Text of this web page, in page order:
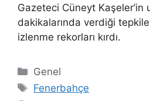
Gazeteci Cüneyt Kaşeler’in
dakikalarında verdiği
izlenme rekorları kırdı.
Kategoriler
Genel
Etiketler
Fenerbahçe